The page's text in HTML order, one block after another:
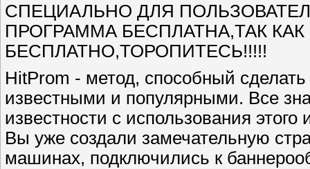
СПЕЦИАЛЬНО ДЛЯ
ПРОГРАММА БЕСПЛАТНА,ТАК
БЕСПЛАТНО,ТОРОПИТЕСЬ!!!!!
HitProm - метод, способный
известными и популярными. Все
известности с использования
Вы уже создали замечательную
машинах, подключились к